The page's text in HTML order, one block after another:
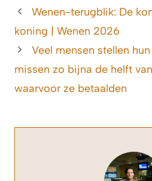
Wenen-terugblik: De
koning | Wenen 2026
Veel mensen stellen
missen zo bijna de helft
waarvoor ze betaalden